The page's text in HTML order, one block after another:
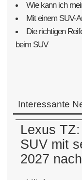
Wie kann ich
Mit einem SUV-
Die richtigen
beim SUV
Interessante
Lexus
SUV mit
2027